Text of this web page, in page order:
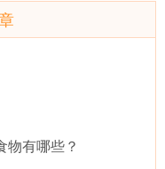
物有哪些？